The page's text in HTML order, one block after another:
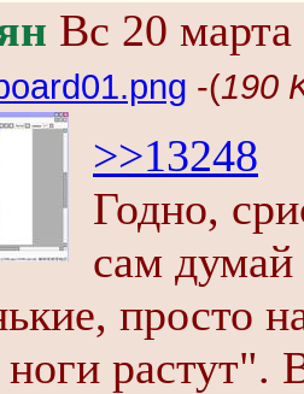
Вс 20
-(190
>>13248
Годно,
сам
просто
ноги растут".